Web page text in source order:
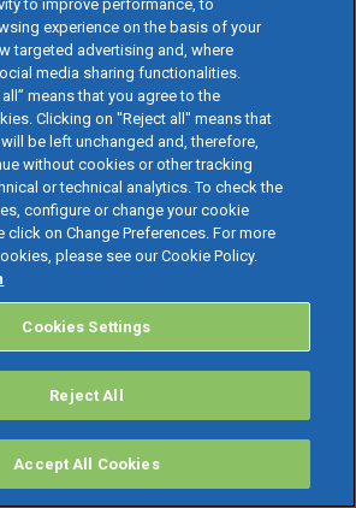
e dei wallet nel 2026: guida ai
e i Wallet digitali, come
sono diventati lo standard per incassi e
to improve performance, to
experience on the basis of your
targeted advertising and, where
media sharing functionalities.
means that you agree to the
Clicking on "Reject all" means that
be left unchanged and, therefore,
without cookies or other tracking
or technical analytics. To check the
configure or change your cookie
click on Change Preferences. For more
please see our Cookie Policy.
Cookies Settings
Reject All
Accept All Cookies